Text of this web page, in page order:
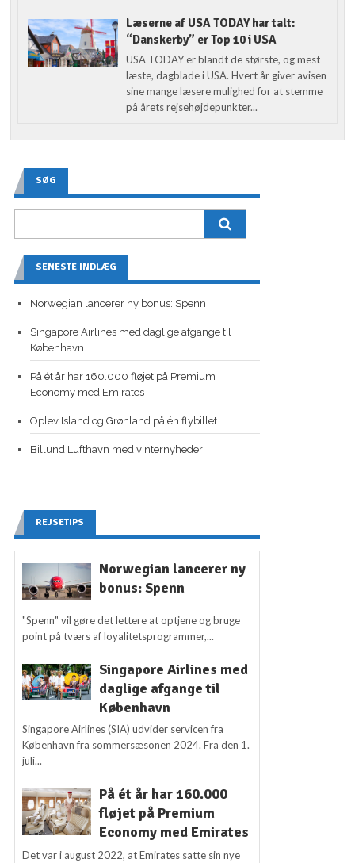
Læserne af USA TODAY har talt:
“Danskerby” er Top 10 i USA
USA TODAY er blandt de største, og mest
læste, dagblade i USA. Hvert år giver avisen
sine mange læsere mulighed for at stemme
på årets rejsehøjdepunkter...
SØG
SENESTE INDLÆG
Norwegian lancerer ny bonus: Spenn
Singapore Airlines med daglige afgange til
København
På ét år har 160.000 fløjet på Premium
Economy med Emirates
Oplev Island og Grønland på én flybillet
Billund Lufthavn med vinternyheder
REJSETIPS
Norwegian lancerer ny
bonus: Spenn
"Spenn" vil gøre det lettere at optjene og bruge
point på tværs af loyalitetsprogrammer,...
Singapore Airlines med
daglige afgange til
København
Singapore Airlines (SIA) udvider servicen fra
København fra sommersæsonen 2024. Fra den 1.
juli...
På ét år har 160.000
fløjet på Premium
Economy med Emirates
Det var i august 2022, at Emirates satte sin nye